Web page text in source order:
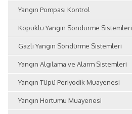
Yangın Pompası Kontrol
Köpüklü Yangın Söndürme Sistemleri
Gazlı Yangın Söndürme Sistemleri
Yangın Algılama ve Alarm Sistemleri
Yangın Tüpü Periyodik Muayenesi
Yangın Hortumu Muayenesi